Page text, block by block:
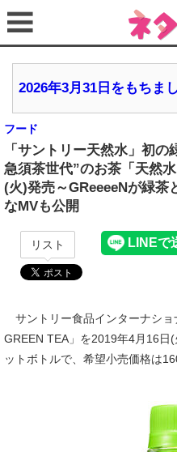
2026年3月31日をもちま
フード
「サントリー天然水」初
急須茶世代”のお茶「天然
(火)発売～GReeeeNが緑茶
なMVも公開
リスト
サントリー食品インターナショ
GREEN TEA」を2019年4月16日
ットボトルで、希望小売価格は